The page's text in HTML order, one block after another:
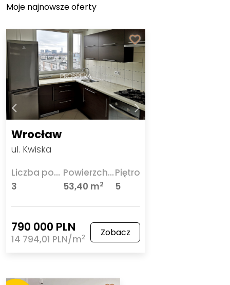
Moje najnowsze oferty
Wrocław
ul. Kwiska
Liczba pokoi
3
Powierzchnia
53,40 m2
Piętro
5
790 000 PLN
14 794,01 PLN/m2 Zobacz